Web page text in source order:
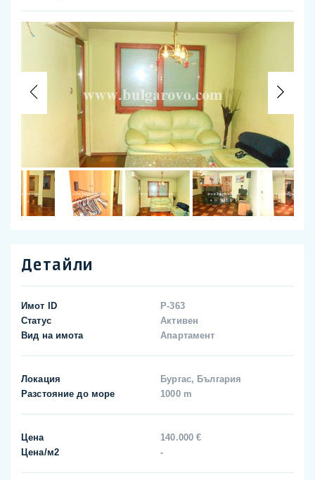
Previous
Детайли
Имот ID
P-363
Статус
Активен
Вид на имота
Апартамент
Локация
Бургас, България
Разстояние до море
1000 m
Цена
140.000 €
Цена/м2
-